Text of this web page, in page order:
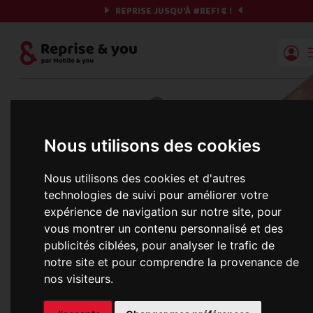
Nous utilisons des cookies
Nous utilisons des cookies et d'autres
technologies de suivi pour améliorer votre
expérience de navigation sur notre site, pour
vous montrer un contenu personnalisé et des
publicités ciblées, pour analyser le trafic de
notre site et pour comprendre la provenance de
nos visiteurs.
REPRISE JUSQU'À #REF!€ !
Reprise | Mobile & you
Préparez votre chrono et vos informations,
c'est parti !
Nous récupérons les meilleures
Une erreur est survenue :